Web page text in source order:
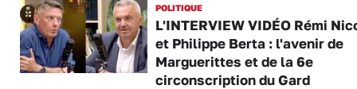
POLITIQUE
L'INTERVIEW VIDÉO Rémi
et Philippe Berta : l'avenir de
Marguerittes et de la 6e
circonscription du Gard